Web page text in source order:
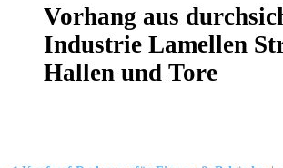
Vorhang aus
Industrie Lamellen
Hallen und Tore